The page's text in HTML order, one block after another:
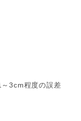
3cm程度の誤差